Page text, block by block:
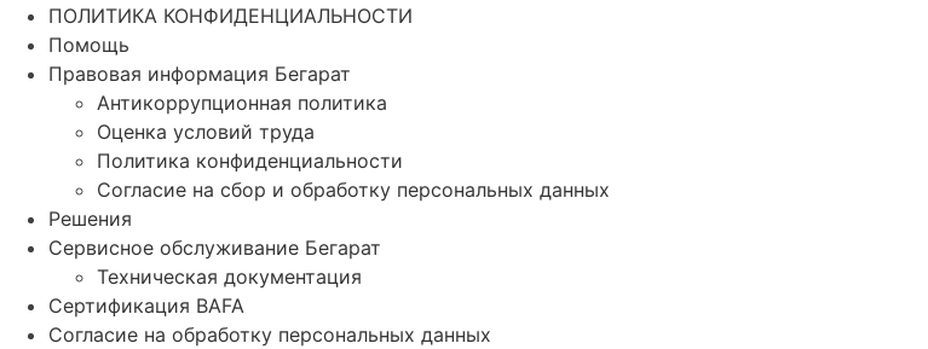
ПОЛИТИКА КОНФИДЕНЦИАЛЬНОСТИ
Помощь
Правовая информация Бегарат
Антикоррупционная политика
Оценка условий труда
Политика конфиденциальности
Согласие на сбор и обработку персональных данных
Решения
Сервисное обслуживание Бегарат
Техническая документация
Сертификация BAFA
Согласие на обработку персональных данных